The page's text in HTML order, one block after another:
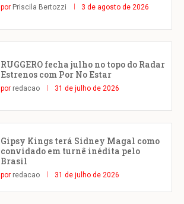
por Priscila Bertozzi 3 de agosto de 2026
RUGGERO fecha julho no topo do Radar
Estrenos com Por No Estar
por redacao 31 de julho de 2026
Gipsy Kings terá Sidney Magal como
convidado em turnê inédita pelo
Brasil
por redacao 31 de julho de 2026